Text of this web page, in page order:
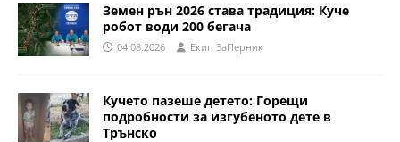
Земен рън 2026 става традиция: Куче
робот води 200 бегача
04.08.2026 Eкип ЗаПерник
Кучето пазеше детето: Горещи
подробности за изгубеното дете в
Трънско